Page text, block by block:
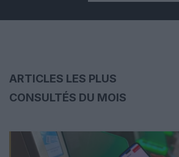
ARTICLES LES PLUS
CONSULTÉS DU MOIS